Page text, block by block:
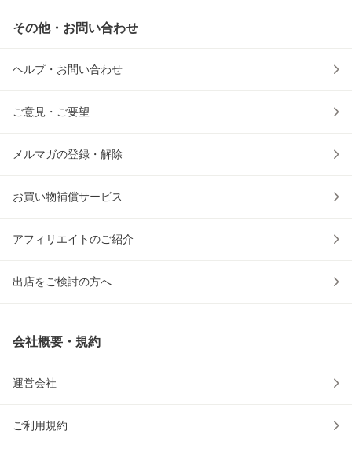
その他・お問い合わせ
ヘルプ・お問い合わせ
ご意見・ご要望
メルマガの登録・解除
お買い物補償サービス
アフィリエイトのご紹介
出店をご検討の方へ
会社概要・規約
運営会社
ご利用規約